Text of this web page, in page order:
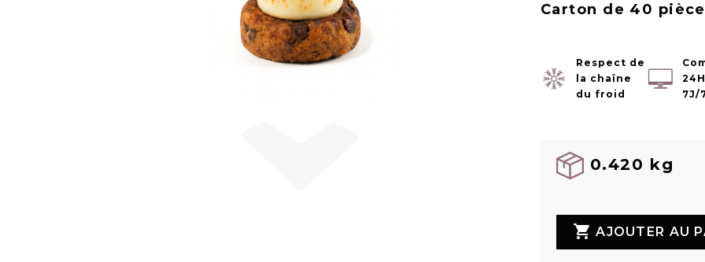
Carton de 40
Respect de
la chaîne
du froid
7J/
0.420 kg
 AJOUTER AU